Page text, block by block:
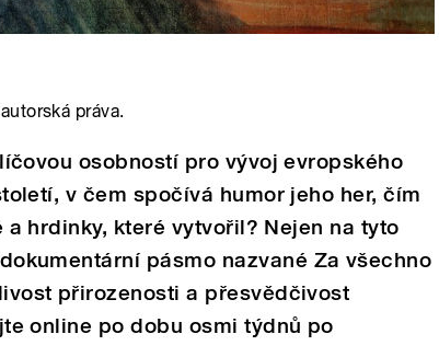
práva.
osobností pro vývoj evropského
v čem spočívá humor jeho her, čím
hrdinky, které vytvořil? Nejen na tyto
pásmo nazvané Za všechno
přirozenosti a přesvědčivost
online po dobu osmi týdnů po